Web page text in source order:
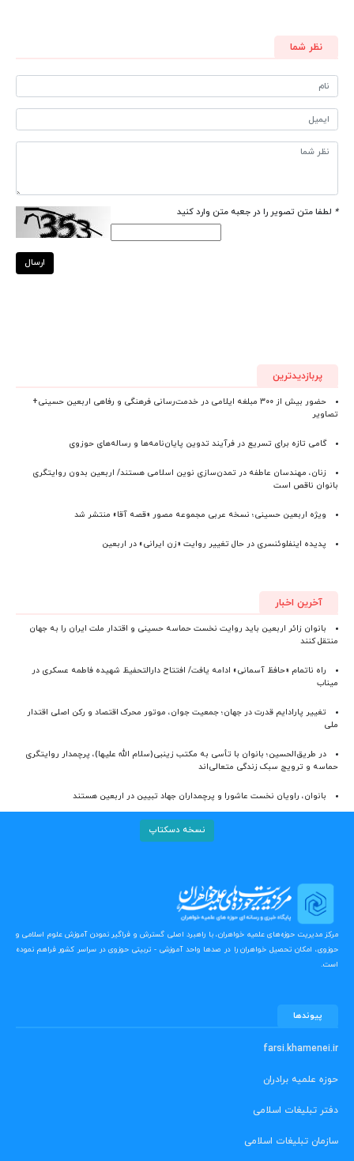
نظر شما
* لطفا متن تصویر را در جعبه متن وارد کنید
ارسال
پربازدیدترین
حضور بیش از ۳۰۰ مبلغه ایلامی در خدمت‌رسانی فرهنگی و رفاهی اربعین حسینی+
تصاویر
گامی تازه برای تسریع در فرآیند تدوین پایان‌نامه‌ها و رساله‌های حوزوی
زنان، مهندسان عاطفه در تمدن‌سازی نوین اسلامی هستند/ اربعین بدون روایتگری
بانوان ناقص است
ویژه اربعین حسینی؛ نسخه عربی مجموعه مصور «قصه آقا» منتشر شد
پدیده اینفلوئنسری در حال تغییر روایت «زن ایرانی» در اربعین
آخرین اخبار
بانوان زائر اربعین باید روایت نخست حماسه حسینی و اقتدار ملت ایران را به جهان
منتقل کنند
راه ناتمام «حافظ آسمانی» ادامه یافت/ افتتاح دارالتحفیظ شهیده فاطمه عسکری در
میناب
تغییر پارادایم قدرت در جهان؛ جمعیت جوان، موتور محرک اقتصاد و رکن اصلی اقتدار
ملی
در طریق‌الحسین؛ بانوان با تأسی به مکتب زینبی(سلام الله علیها)، پرچمدار روایتگری
حماسه و ترویج سبک زندگی متعالی‌اند
بانوان، راویان نخست عاشورا و پرچمداران جهاد تبیین در اربعین هستند
نسخه دسکتاپ
مرکز مدیریت حوزه‌های علمیه خواهران، با راهبرد اصلی گسترش و فراگیر نمودن آموزش علوم اسلامی و
حوزوی، امکان تحصیل خواهران را در صدها واحد آموزشی - تربیتی حوزوی در سراسر کشور فراهم نموده
است.
پیوندها
farsi.khamenei.ir
حوزه علمیه برادران
دفتر تبلیغات اسلامی
سازمان تبلیغات اسلامی